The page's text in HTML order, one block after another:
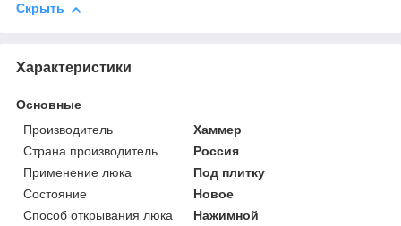
Скрыть
Характеристики
Основные
Производитель
Хаммер
Страна производитель
Россия
Применение люка
Под плитку
Состояние
Новое
Способ открывания люка
Нажимной